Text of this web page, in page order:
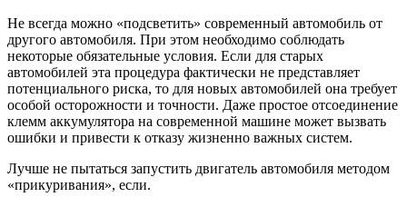
Не всегда можно «подсветить» современный автомобиль от
другого автомобиля. При этом необходимо соблюдать
некоторые обязательные условия. Если для старых
автомобилей эта процедура фактически не представляет
потенциального риска, то для новых автомобилей она требует
особой осторожности и точности. Даже простое отсоединение
клемм аккумулятора на современной машине может вызвать
ошибки и привести к отказу жизненно важных систем.
Лучше не пытаться запустить двигатель автомобиля методом
«прикуривания», если.